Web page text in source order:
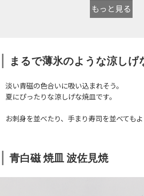
もっと見る
まるで薄氷のような涼しげ
淡い青磁の色合いに吸い込まれそう。
夏にぴったりな涼しげな焼皿です。
お刺身を並べたり、手まり寿司を並べてもよ
青白磁 焼皿 波佐見焼